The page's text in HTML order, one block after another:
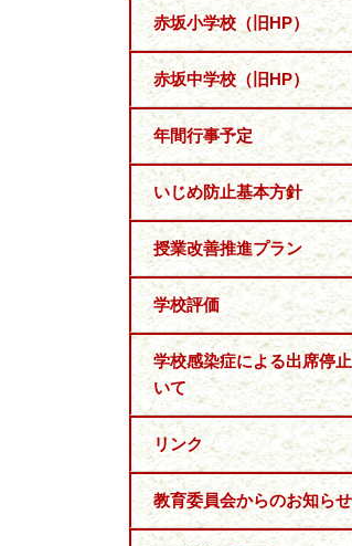
赤坂小学校（旧HP）
赤坂中学校（旧HP）
年間行事予定
いじめ防止基本方針
授業改善推進プラン
学校評価
学校感染症による出席停
いて
リンク
教育委員会からのお知らせ